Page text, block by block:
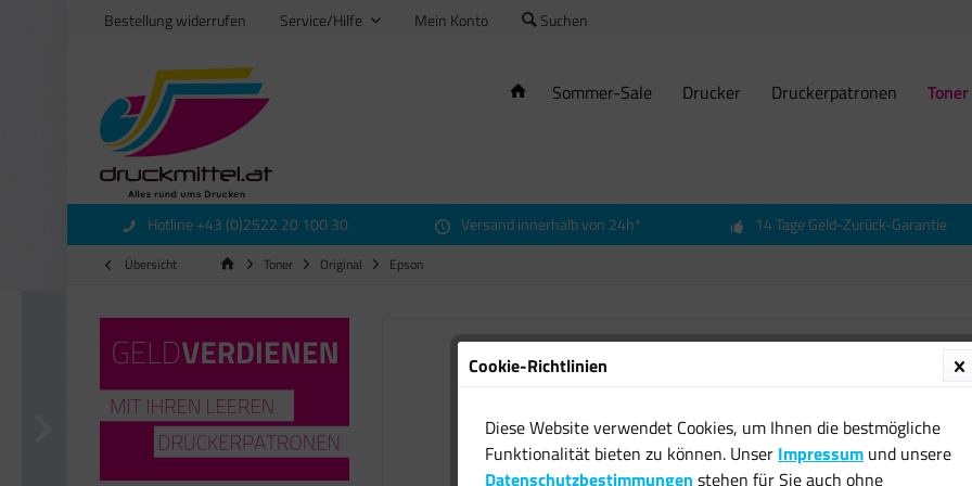
Bestellung widerrufen Service/Hilfe Mein Konto Suchen
Sommer-Sale Drucker Druckerpatronen Toner
Hotline +43 (0)2522 20 100 30 Versand innerhalb von 24h* 14 Tage Geld-Zurück-Garantie
Übersicht Toner Original Epson
gelb
16,12 €
inkl. MwSt.
Cookie-Richtlinien
Diese Website verwendet Cookies, um Ihnen die bestmögliche
Funktionalität bieten zu können. Unser Impressum und unsere
Datenschutzbestimmungen stehen für Sie auch ohne